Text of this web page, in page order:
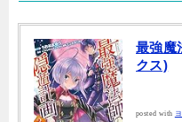
最強魔
クス)
posted with